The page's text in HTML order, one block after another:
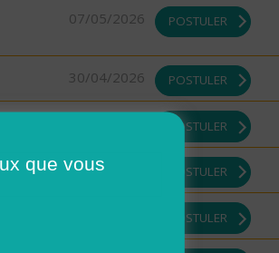
07/05/2026 POSTULER
30/04/2026 POSTULER
POSTULER
29/04/2026 POSTULER
POSTULER
que vous